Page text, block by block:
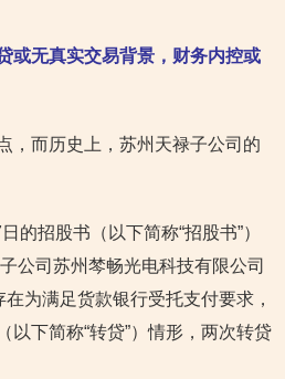
或无真实交易背景，财务内控或
，而历史上，苏州天禄子公司的
的招股书（以下简称“招股书”）
公司苏州棽畅光电科技有限公司
在为满足货款银行受托支付要求，
以下简称“转贷”）情形，两次转贷